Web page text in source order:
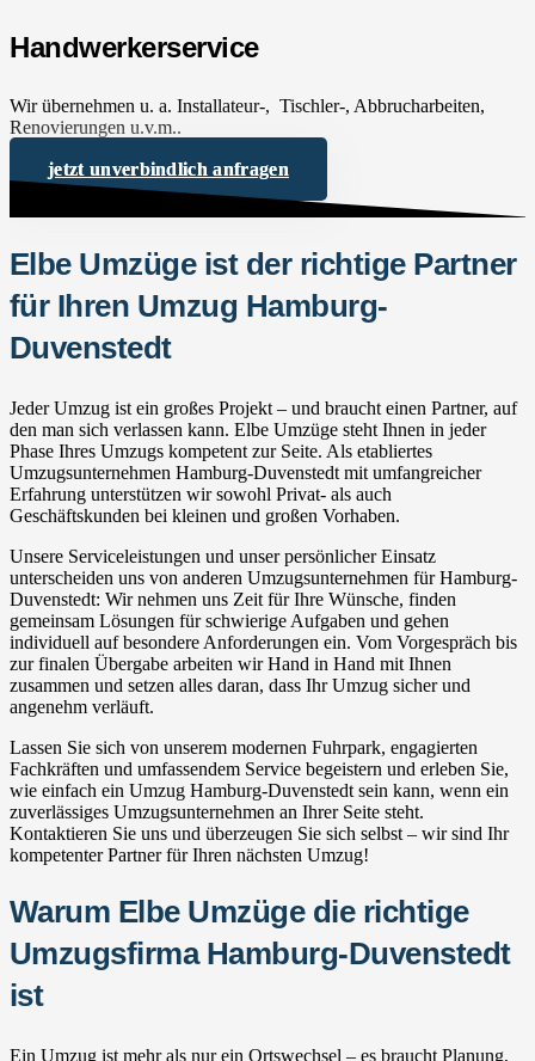
Handwerkerservice
Wir übernehmen u. a. Installateur-, Tischler-, Abbrucharbeiten,
Renovierungen u.v.m..
jetzt unverbindlich anfragen
Elbe Umzüge ist der richtige Partner
für Ihren Umzug Hamburg-
Duvenstedt
Jeder Umzug ist ein großes Projekt – und braucht einen Partner, auf
den man sich verlassen kann. Elbe Umzüge steht Ihnen in jeder
Phase Ihres Umzugs kompetent zur Seite. Als etabliertes
Umzugsunternehmen Hamburg-Duvenstedt mit umfangreicher
Erfahrung unterstützen wir sowohl Privat- als auch
Geschäftskunden bei kleinen und großen Vorhaben.
Unsere Serviceleistungen und unser persönlicher Einsatz
unterscheiden uns von anderen Umzugsunternehmen für Hamburg-
Duvenstedt: Wir nehmen uns Zeit für Ihre Wünsche, finden
gemeinsam Lösungen für schwierige Aufgaben und gehen
individuell auf besondere Anforderungen ein. Vom Vorgespräch bis
zur finalen Übergabe arbeiten wir Hand in Hand mit Ihnen
zusammen und setzen alles daran, dass Ihr Umzug sicher und
angenehm verläuft.
Lassen Sie sich von unserem modernen Fuhrpark, engagierten
Fachkräften und umfassendem Service begeistern und erleben Sie,
wie einfach ein Umzug Hamburg-Duvenstedt sein kann, wenn ein
zuverlässiges Umzugsunternehmen an Ihrer Seite steht.
Kontaktieren Sie uns und überzeugen Sie sich selbst – wir sind Ihr
kompetenter Partner für Ihren nächsten Umzug!
Warum Elbe Umzüge die richtige
Umzugsfirma Hamburg-Duvenstedt
ist
Ein Umzug ist mehr als nur ein Ortswechsel – es braucht Planung,